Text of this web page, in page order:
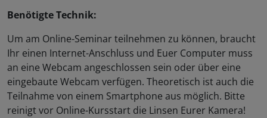
Benötigte Technik:
Um am Online-Seminar teilnehmen zu können, braucht
Ihr einen Internet-Anschluss und Euer Computer muss
an eine Webcam angeschlossen sein oder über eine
eingebaute Webcam verfügen. Theoretisch ist auch die
Teilnahme von einem Smartphone aus möglich. Bitte
reinigt vor Online-Kursstart die Linsen Eurer Kamera!